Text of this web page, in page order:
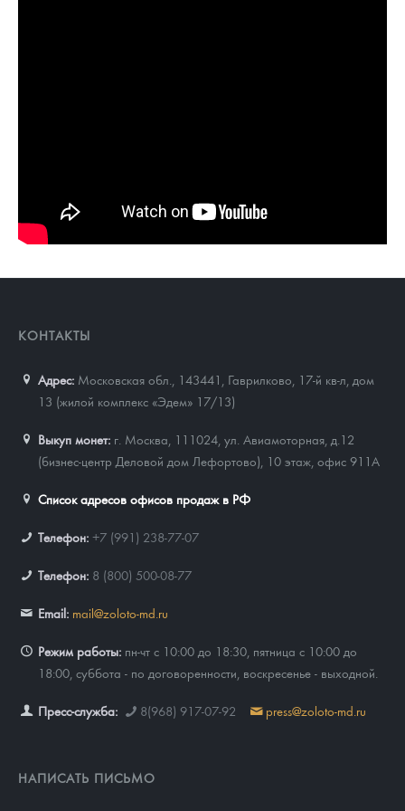
КОНТАКТЫ
Адрес: Московская обл., 143441
Гаврилково, 17-й кв-л, дом
13 (жилой комплекс «Эдем» 17/13)
Выкуп монет: г. Москва, 111024, ул. Авиамоторная, д.12
(бизнес-центр Деловой дом Лефортово), 10 этаж, офис 911А
Список адресов офисов продаж в РФ
Телефон: +7 (991) 238-77-07
Телефон: 8 (800) 500-08-77
Email: mail@zoloto-md.ru
Режим работы: пн-чт с 10:00 до 18:30, пятница с 10:00 до
18:00, суббота - по договоренности, воскресенье - выходной.
Пресс-служба: 8(968) 917-07-92 press@zoloto-md.ru
НАПИСАТЬ ПИСЬМО